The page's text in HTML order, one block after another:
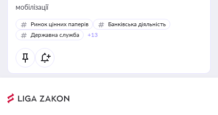
мобілізації
Ринок цінних паперів
Банківська діяльність
Державна служба
+13